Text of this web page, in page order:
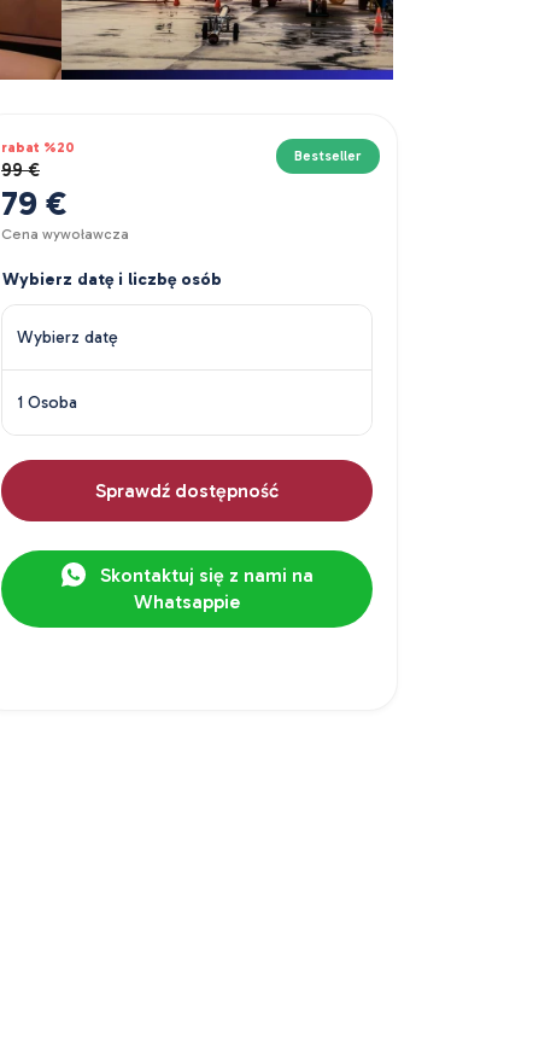
Bestseller
rabat %20
99 €
79 €
Cena wywoławcza
Wybierz datę i liczbę osób
Wybierz datę
1 Osoba
Sprawdź dostępność
Skontaktuj się z nami na
Whatsappie